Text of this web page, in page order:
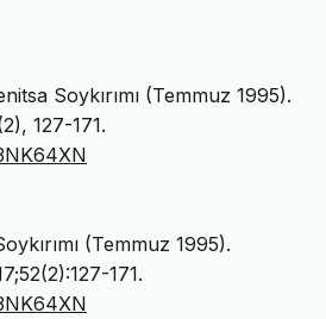
Soykırımı (Temmuz 1995).
127-171.
(Temmuz 1995).
171.